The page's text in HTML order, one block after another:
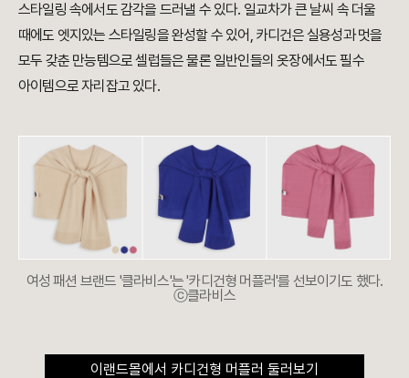
스타일링 속에서도 감각을 드러낼 수 있다. 일교차가 큰 날씨 속 더울
때에도 엣지있는 스타일링을 완성할 수 있어, 카디건은 실용성과 멋을
모두 갖춘 만능템으로 셀럽들은 물론 일반인들의 옷장에서도 필수
아이템으로 자리잡고 있다.
여성 패션 브랜드 '클라비스'는 '카디건형 머플러'를 선보이기도 했다.
ⓒ클라비스
이랜드몰에서 카디건형 머플러 둘러보기